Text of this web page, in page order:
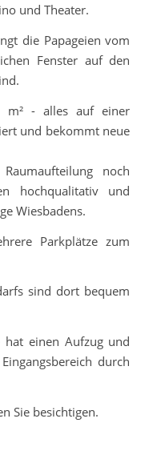
und Theater.
die Papageien vom
Fenster auf den
m² - alles auf einer
und bekommt neue
noch
hochqualitativ und
Wiesbadens.
Parkplätze zum
sind dort bequem
hat einen Aufzug und
durch
Sie besichtigen.